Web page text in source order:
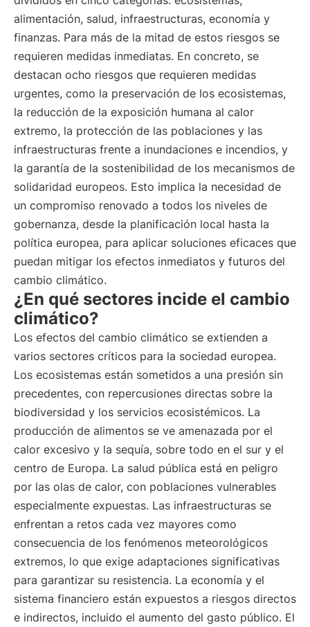
alimentación, salud, infraestructuras, economía y
finanzas. Para más de la mitad de estos riesgos se
requieren medidas inmediatas. En concreto, se
destacan ocho riesgos que requieren medidas
urgentes, como la preservación de los ecosistemas,
la reducción de la exposición humana al calor
extremo, la protección de las poblaciones y las
infraestructuras frente a inundaciones e incendios, y
la garantía de la sostenibilidad de los mecanismos de
solidaridad europeos. Esto implica la necesidad de
un compromiso renovado a todos los niveles de
gobernanza, desde la planificación local hasta la
política europea, para aplicar soluciones eficaces que
puedan mitigar los efectos inmediatos y futuros del
cambio climático.
¿En qué sectores incide el cambio
climático?
Los efectos del cambio climático se extienden a
varios sectores críticos para la sociedad europea.
Los ecosistemas están sometidos a una presión sin
precedentes, con repercusiones directas sobre la
biodiversidad y los servicios ecosistémicos. La
producción de alimentos se ve amenazada por el
calor excesivo y la sequía, sobre todo en el sur y el
centro de Europa. La salud pública está en peligro
por las olas de calor, con poblaciones vulnerables
especialmente expuestas. Las infraestructuras se
enfrentan a retos cada vez mayores como
consecuencia de los fenómenos meteorológicos
extremos, lo que exige adaptaciones significativas
para garantizar su resistencia. La economía y el
sistema financiero están expuestos a riesgos directos
e indirectos, incluido el aumento del gasto público. El